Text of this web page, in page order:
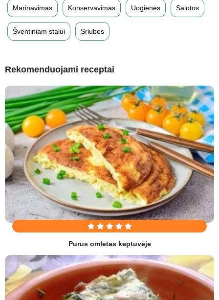
Marinavimas Konservavimas Uogienės Salotos
Šventiniam stalui Sriubos
Rekomenduojami receptai
Purus omletas keptuvėje